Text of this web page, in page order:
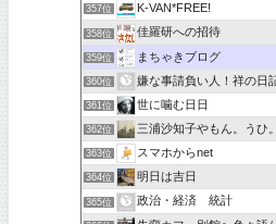
357位 K-VAN*FREE!
358位 佳羅研への招待
359位 まちゃきブログ
360位 嫌な事請負い人！祥の日
361位 世に噛む日日
362位 三浦沙知子やもん。うひ。
363位 スマホからnet
364位 明日は吉日
365位 政治・経済 統計